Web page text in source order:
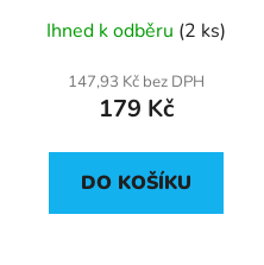
Ihned k odběru (2 ks)
147,93 Kč bez DPH
179 Kč
DO KOŠÍKU